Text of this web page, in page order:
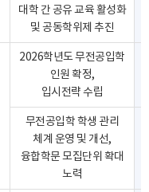
대학 간 공유 교육 활성화
및 공동학위제 추진
2026학년도 무전공입학
인원 확정,
입시전략 수립
무전공입학 학생 관리
체계 운영 및 개선,
융합학문 모집단위 확대
노력